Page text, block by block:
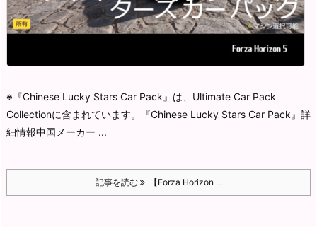
※『Chinese Lucky Stars Car Pack』は、Ultimate Car Pack
Collectionに含まれています。
『Chinese Lucky Stars Car Pack』詳
細情報中国メーカー ...
記事を読む 【Forza Horizon ...